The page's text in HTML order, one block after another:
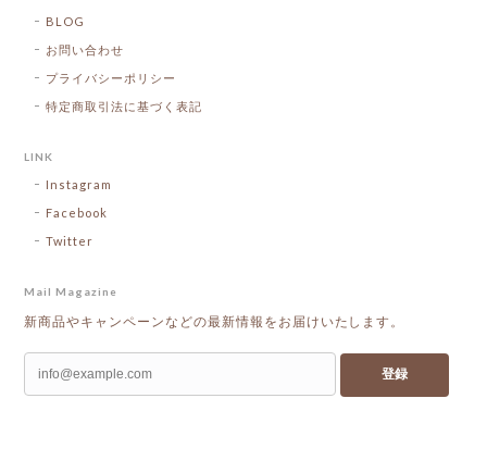
BLOG
お問い合わせ
プライバシーポリシー
特定商取引法に基づく表記
LINK
Instagram
Facebook
Twitter
Mail Magazine
新商品やキャンペーンなどの最新情報をお届けいたします。
登録